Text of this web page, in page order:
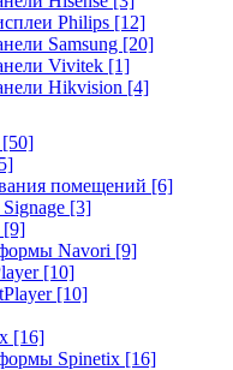
Philips [12]
Samsung [20]
Vivitek [1]
Hikvision [4]
[50]
помещений [6]
[3]
[9]
Navori [9]
[10]
[10]
[16]
Spinetix [16]